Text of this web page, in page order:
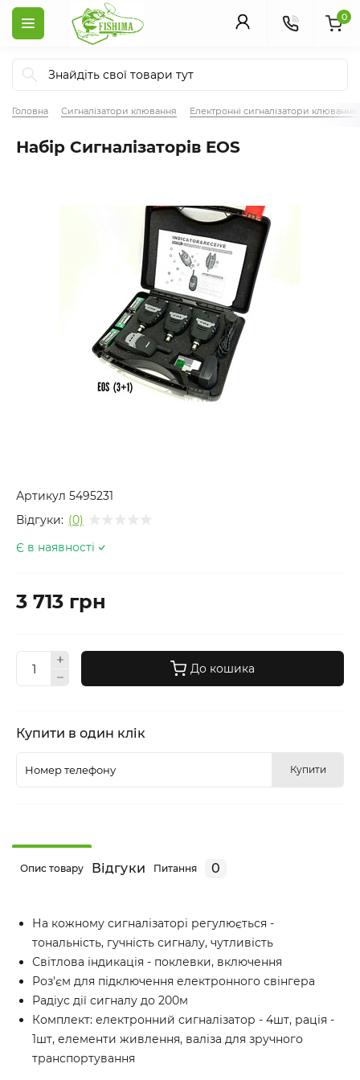
0
Головна Сигналізатори клювання Електронні сигналізатори клювання
Набір Сигналізаторів EOS
Артикул 5495231
Відгуки: (0)
Є в наявності
3 713 грн
До кошика
Купити в один клік
Купити
Опис товару Відгуки Питання 0
На кожному сигналізаторі регулюється -
тональність, гучність сигналу, чутливість
Світлова індикація - поклевки, включення
Роз'єм для підключення електронного свінгера
Радіус дії сигналу до 200м
Комплект: електронний сигналізатор - 4шт, рація -
1шт, елементи живлення, валіза для зручного
транспортування